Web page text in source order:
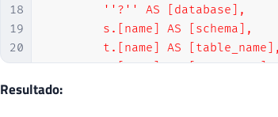
18
19
20
21
22
        ''?'' AS [database],
        s.[name] AS [schema],
        t.[name] AS [table_name],
        p.[rows] AS [row_count],
Resultado: